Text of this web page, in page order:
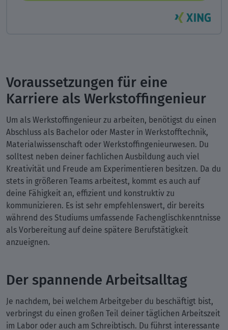
Voraussetzungen für eine
Karriere als Werkstoffingenieur
Um als Werkstoffingenieur zu arbeiten, benötigst du einen
Abschluss als Bachelor oder Master in Werkstofftechnik,
Materialwissenschaft oder Werkstoffingenieurwesen. Du
solltest neben deiner fachlichen Ausbildung auch viel
Kreativität und Freude am Experimentieren besitzen. Da du
stets in größeren Teams arbeitest, kommt es auch auf
deine Fähigkeit an, effizient und konstruktiv zu
kommunizieren. Es ist sehr empfehlenswert, dir bereits
während des Studiums umfassende Fachenglischkenntnisse
als Vorbereitung auf deine spätere Berufstätigkeit
anzueignen.
Der spannende Arbeitsalltag
Je nachdem, bei welchem Arbeitgeber du beschäftigt bist,
verbringst du einen großen Teil deiner täglichen Arbeitszeit
im Labor oder auch am Schreibtisch. Du führst interessante